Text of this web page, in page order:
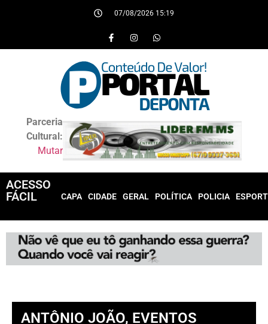
07/08/2026 15:19
Parceria
Cultural:
Mutar
ACESSO
FÁCIL
CAPA CIDADE GERAL POLÍTICA POLICIA
ANTÔNIO JOÃO, EVENTOS